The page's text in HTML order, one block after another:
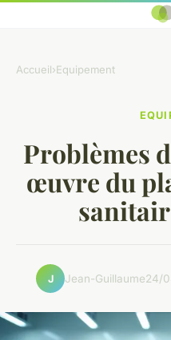
Accueil›Equipement
Problèmes
œuvre du
J Jean-Guillaume24/